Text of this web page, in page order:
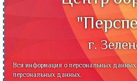
г.
Вся информация о персональных
персональных данных.